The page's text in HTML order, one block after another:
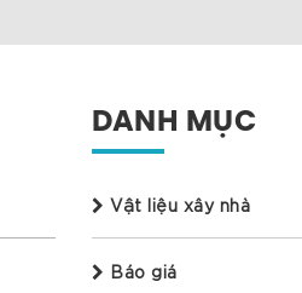
DANH MỤC
Vật liệu xây nhà
Báo giá